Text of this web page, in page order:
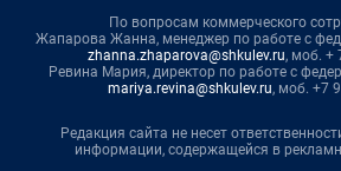
По вопросам коммерческого
Жапарова Жанна, менеджер по работе с
zhanna.zhaparova@shkulev.ru, моб. +
Ревина Мария, директор по работе с
mariya.revina@shkulev.ru, моб. +7
Редакция сайта не несет
информации, содержащейся в